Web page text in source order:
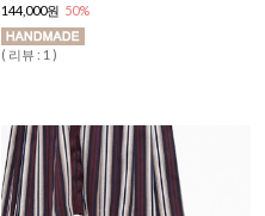
144,000원 50%
( 리뷰 : 1 )